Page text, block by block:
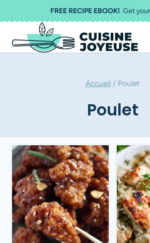
au
contenu
FREE RECIPE EBOOK!Get
Accueil / Poulet
Poulet